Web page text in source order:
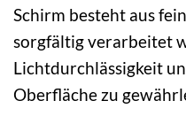
Schirm besteht aus
sorgfältig verarbeitet
Lichtdurchlässigkeit
Oberfläche zu